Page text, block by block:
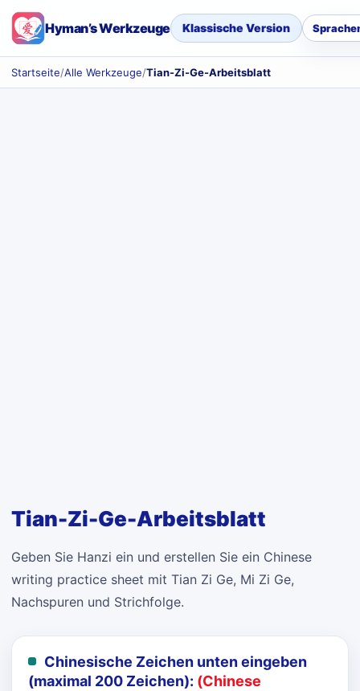
Hyman’s Werkzeuge Klassische Version
Startseite/Alle Werkzeuge/Tian-Zi-Ge-Arbeitsblatt
Tian-Zi-Ge-Arbeitsblatt
Geben Sie Hanzi ein und erstellen Sie ein Chinese
writing practice sheet mit Tian Zi Ge, Mi Zi Ge,
Nachspuren und Strichfolge.
Chinesische Zeichen unten eingeben
(maximal 200 Zeichen): (Chinese